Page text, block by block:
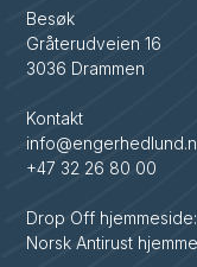
Besøk
Gråterudveien 16
3036 Drammen
Kontakt
+47 32 26 80 00
Drop Off
Norsk Antirust